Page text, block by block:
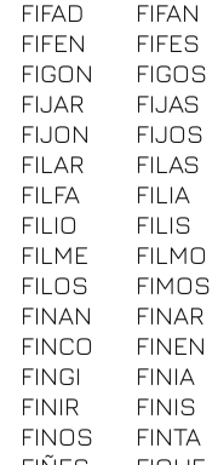
FIFAD
FIFAN
FIFEN
FIFES
FIGON
FIGOS
FIJAR
FIJAS
FIJON
FIJOS
FILAR
FILAS
FILFA
FILIA
FILIO
FILIS
FILME
FILMO
FILOS
FIMOS
FINAN
FINAR
FINCO
FINEN
FINGI
FINIA
FINIR
FINIS
FINOS
FINTA